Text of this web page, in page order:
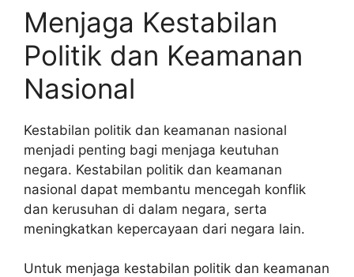
Menjaga Kestabilan
Politik dan Keamanan
Nasional
Kestabilan politik dan keamanan nasional
menjadi penting bagi menjaga keutuhan
negara. Kestabilan politik dan keamanan
nasional dapat membantu mencegah konflik
dan kerusuhan di dalam negara, serta
meningkatkan kepercayaan dari negara lain.
Untuk menjaga kestabilan politik dan keamanan